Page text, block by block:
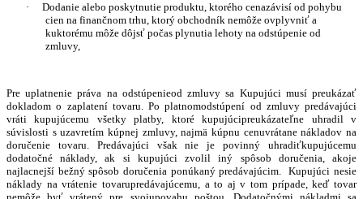
·
Dodanie alebo poskytnutie produktu, ktorého cenazávisí od pohybu
cien na finančnom trhu, ktorý obchodník nemôže ovplyvniť a
kuktorému môže dôjsť počas plynutia lehoty na odstúpenie od
zmluvy,
Pre uplatnenie práva na odstúpenieod zmluvy sa Kupujúci musí preukázať
dokladom o zaplatení tovaru. Po platnomodstúpení od zmluvy predávajúci
vráti kupujúcemu všetky platby, ktoré kupujúcipreukázateľne uhradil v
súvislosti s uzavretím kúpnej zmluvy, najmä kúpnu cenuvrátane nákladov na
doručenie tovaru. Predávajúci však nie je povinný uhradiťkupujúcemu
dodatočné náklady, ak si kupujúci zvolil iný spôsob doručenia, akoje
najlacnejší bežný spôsob doručenia ponúkaný predávajúcim. Kupujúci nesie
náklady na vrátenie tovarupredávajúcemu, a to aj v tom prípade, keď tovar